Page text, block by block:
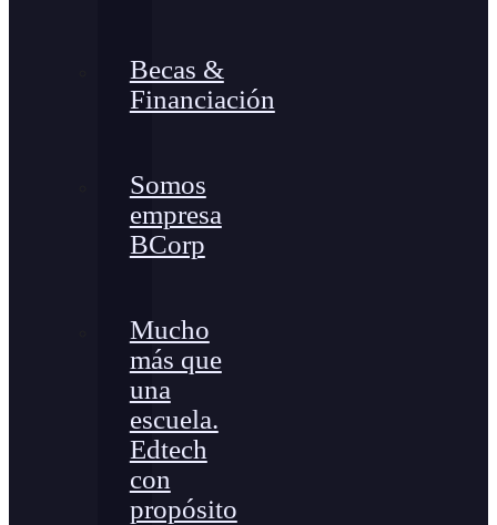
Becas &
Financiación
Somos
empresa
BCorp
Mucho
más que
una
escuela.
Edtech
con
propósito